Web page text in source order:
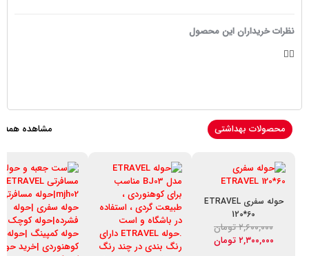
نظرات خریداران این محصول
محصولات بهداشتی مشاهده همه
حوله سفری ETRAVEL
120*60
۲,۶۰۰,۰۰۰تومان
۲,۳۰۰,۰۰۰ تومان